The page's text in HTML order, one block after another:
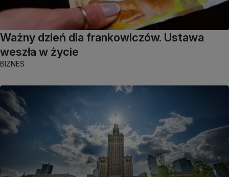
Ważny dzień dla frankowiczów. Ustawa
weszła w życie
BIZNES